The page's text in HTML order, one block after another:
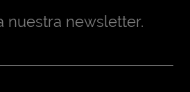
nuestra newsletter.